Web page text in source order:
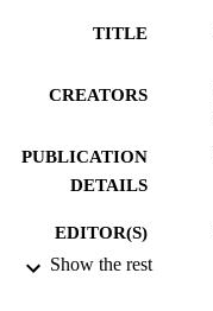
TITLE
CREATORS
PUBLICATION
DETAILS
EDITOR(S)
Show the rest